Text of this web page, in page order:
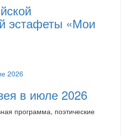
эстафеты «Мои
в июле 2026
программа, поэтические